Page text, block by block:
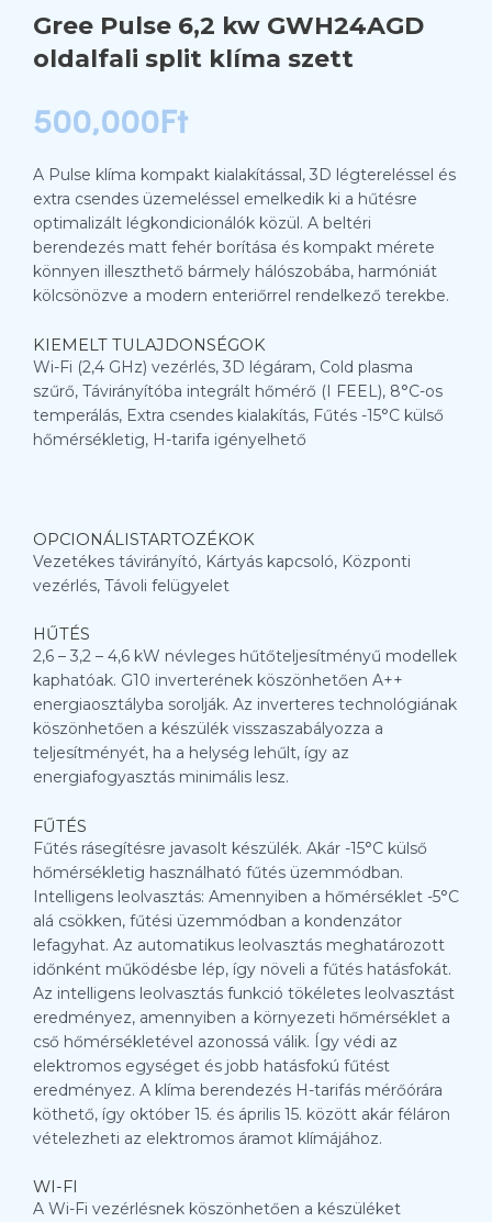
Gree Pulse 6,2 kw GWH24AGD
oldalfali split klíma szett
500,000Ft
A Pulse klíma kompakt kialakítással, 3D légtereléssel és
extra csendes üzemeléssel emelkedik ki a hűtésre
optimalizált légkondicionálók közül. A beltéri
berendezés matt fehér borítása és kompakt mérete
könnyen illeszthető bármely hálószobába, harmóniát
kölcsönözve a modern enteriőrrel rendelkező terekbe.
KIEMELT TULAJDONSÉGOK
Wi-Fi (2,4 GHz) vezérlés, 3D légáram, Cold plasma
szűrő, Távirányítóba integrált hőmérő (I FEEL), 8°C-os
temperálás, Extra csendes kialakítás, Fűtés -15°C külső
hőmérsékletig, H-tarifa igényelhető
OPCIONÁLISTARTOZÉKOK
Vezetékes távirányító, Kártyás kapcsoló, Központi
vezérlés, Távoli felügyelet
HŰTÉS
2,6 – 3,2 – 4,6 kW névleges hűtőteljesítményű modellek
kaphatóak. G10 inverterének köszönhetően A++
energiaosztályba sorolják. Az inverteres technológiának
köszönhetően a készülék visszaszabályozza a
teljesítményét, ha a helység lehűlt, így az
energiafogyasztás minimális lesz.
FŰTÉS
Fűtés rásegítésre javasolt készülék. Akár -15°C külső
hőmérsékletig használható fűtés üzemmódban.
Intelligens leolvasztás: Amennyiben a hőmérséklet -5°C
alá csökken, fűtési üzemmódban a kondenzátor
lefagyhat. Az automatikus leolvasztás meghatározott
időnként működésbe lép, így növeli a fűtés hatásfokát.
Az intelligens leolvasztás funkció tökéletes leolvasztást
eredményez, amennyiben a környezeti hőmérséklet a
cső hőmérsékletével azonossá válik. Így védi az
elektromos egységet és jobb hatásfokú fűtést
eredményez. A klíma berendezés H-tarifás mérőórára
köthető, így október 15. és április 15. között akár féláron
vételezheti az elektromos áramot klímájához.
WI-FI
A Wi-Fi vezérlésnek köszönhetően a készüléket